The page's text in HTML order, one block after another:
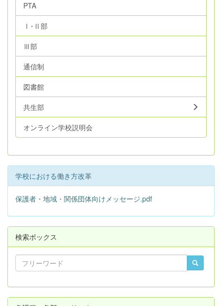
PTA
Ⅰ･Ⅱ部
Ⅲ部
通信制
図書館
共生部
オンライン学校説明会
学校における働き方改革
保護者・地域・関係団体向けメッセージ.pdf
検索ボックス